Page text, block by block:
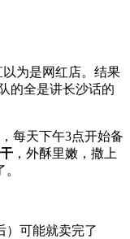
为是网红店。结果
的全是讲长沙话的
每天下午3点开始备
，外酥里嫩，撒上
）可能就卖完了